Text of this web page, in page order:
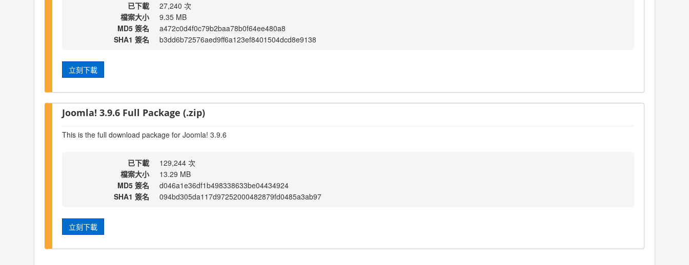
已下載
27,240 次
檔案大小
9.35 MB
MD5 簽名
a472c0d4f0c79b2baa78b0f64ee480a8
SHA1 簽名
b3dd6b72576aed9ff6a123ef8401504dcd8e9138
立刻下載
Joomla! 3.9.6 Full Package (.zip)
This is the full download package for Joomla! 3.9.6
已下載
129,244 次
檔案大小
13.29 MB
MD5 簽名
d046a1e36df1b498338633be04434924
SHA1 簽名
094bd305da117d97252000482879fd0485a3ab97
立刻下載